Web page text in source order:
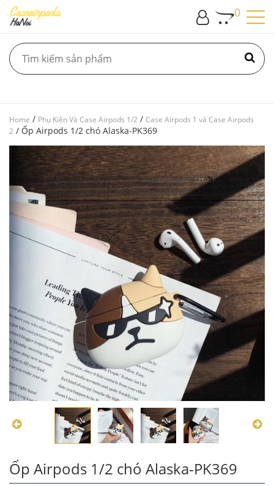
0
Home / Phụ Kiện Và Case Airpods 1/2 / Case Airpods 1 và Case Airpods
2 / Ốp Airpods 1/2 chó Alaska-PK369
Ốp Airpods 1/2 chó Alaska-PK369